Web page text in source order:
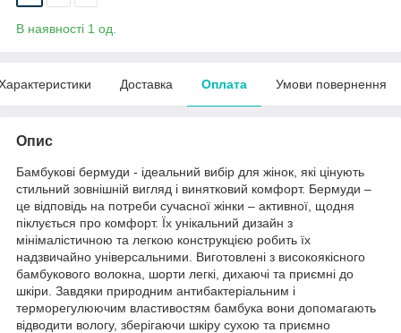
В наявності 1 од.
Доставка Оплата Умови повернення
Опис
Бамбукові бермуди - ідеальний вибір для жінок, які цінують
стильний зовнішній вигляд і винятковий комфорт. Бермуди –
це відповідь на потреби сучасної жінки – активної, щодня
піклується про комфорт. Їх унікальний дизайн з
мінімалістичною та легкою конструкцією робить їх
надзвичайно універсальними. Виготовлені з високоякісного
бамбукового волокна, шорти легкі, дихаючі та приємні до
шкіри. Завдяки природним антибактеріальним і
терморегулюючим властивостям бамбука вони допомагають
відводити вологу, зберігаючи шкіру сухою та приємно